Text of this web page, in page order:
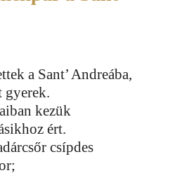
a Sant’ Andreába,
gyerek.
kezük
ért.
csípdes